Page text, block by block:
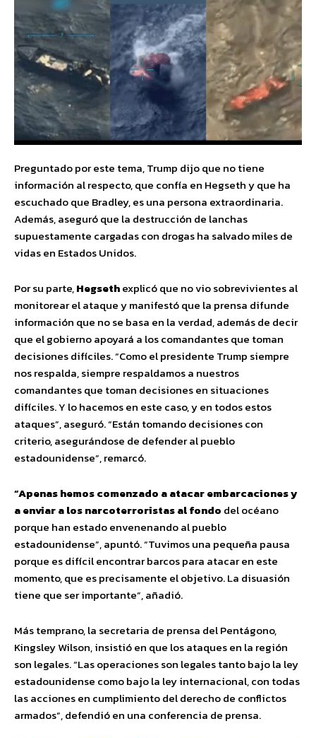
Preguntado por este tema, Trump dijo que no tiene
información al respecto, que confía en Hegseth y que ha
escuchado que Bradley, es una persona extraordinaria.
Además, aseguró que la destrucción de lanchas
supuestamente cargadas con drogas ha salvado miles de
vidas en Estados Unidos.
Por su parte,Hegsethexplicó que no vio sobrevivientes al
monitorear el ataque y manifestó que la prensa difunde
información que no se basa en la verdad, además de decir
que el gobierno apoyará a los comandantes que toman
decisiones difíciles. “Como el presidente Trump siempre
nos respalda, siempre respaldamos a nuestros
comandantes que toman decisiones en situaciones
difíciles. Y lo hacemos en este caso, y en todos estos
ataques”, aseguró. “Están tomando decisiones con
criterio, asegurándose de defender al pueblo
estadounidense”, remarcó.
“Apenas hemos comenzado a atacar embarcaciones y
a enviar a los narcoterroristas al fondo del océano
porque han estado envenenando al pueblo
estadounidense”, apuntó. “Tuvimos una pequeña pausa
porque es difícil encontrar barcos para atacar en este
momento, que es precisamente el objetivo. La disuasión
tiene que ser importante”, añadió.
Más temprano, la secretaria de prensa del Pentágono,
Kingsley Wilson, insistió en que los ataques en la región
son legales. “Las operaciones son legales tanto bajo la ley
estadounidense como bajo la ley internacional, con todas
las acciones en cumplimiento del derecho de conflictos
armados”, defendió en una conferencia de prensa.